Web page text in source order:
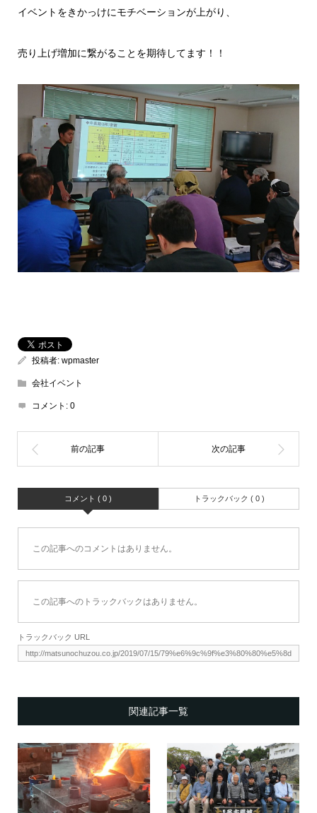
イベントをきかっけにモチベーションが上がり、
売り上げ増加に繋がることを期待してます！！
投稿者: wpmaster
会社イベント
コメント: 0
コメント ( 0 ) トラックバック ( 0 )
この記事へのコメントはありません。
この記事へのトラックバックはありません。
トラックバック URL
関連記事一覧